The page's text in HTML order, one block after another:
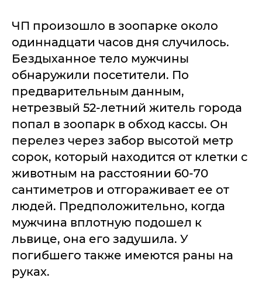
ЧП произошло в зоопарке около
одиннадцати часов дня случилось.
Бездыханное тело мужчины
обнаружили посетители. По
предварительным данным,
нетрезвый 52-летний житель города
попал в зоопарк в обход кассы. Он
перелез через забор высотой метр
сорок, который находится от клетки с
животным на расстоянии 60-70
сантиметров и отгораживает ее от
людей. Предположительно, когда
мужчина вплотную подошел к
львице, она его задушила. У
погибшего также имеются раны на
руках.